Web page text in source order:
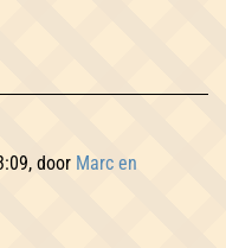
door Marc en